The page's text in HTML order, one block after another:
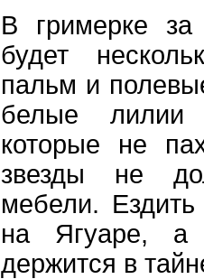
В гримерке
будет
пальм и
белые лилии
которые не
звезды не
мебели.
на Ягуаре, а
держится в